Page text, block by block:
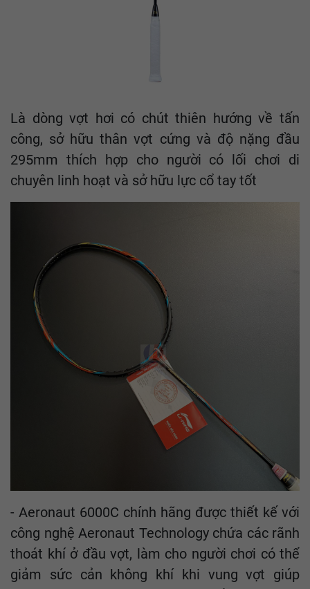
Là dòng vợt hơi có chút thiên hướng về tấn
công, sở hữu thân vợt cứng và độ nặng đầu
295mm thích hợp cho người có lối chơi di
chuyên linh hoạt và sở hữu lực cổ tay tốt
- Aeronaut 6000C chính hãng được thiết kế với
công nghệ Aeronaut Technology chứa các rãnh
thoát khí ở đầu vợt, làm cho người chơi có thể
giảm sức cản không khí khi vung vợt giúp